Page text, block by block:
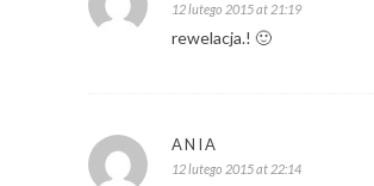
12 lutego 2015 at 21:19
rewelacja.! 🙂
ANIA
12 lutego 2015 at 22:14